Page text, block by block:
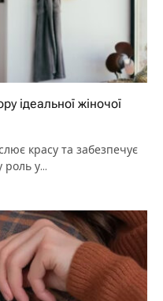
ідеальної жіночої
красу та забезпечує
роль у…